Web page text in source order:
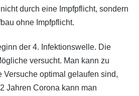
durch eine Impfpflicht, sondern
ohne Impfpflicht.
der 4. Infektionswelle. Die
versucht. Man kann zu
Versuche optimal gelaufen sind,
Jahren Corona kann man